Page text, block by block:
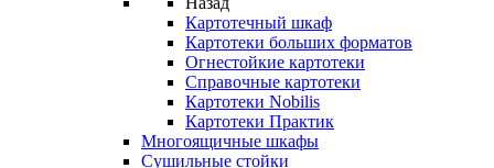
Картотечный шкаф
Картотеки больших форматов
Огнестойкие картотеки
Справочные картотеки
Картотеки Nobilis
Картотеки Практик
Многоящичные шкафы
Сушильные стойки